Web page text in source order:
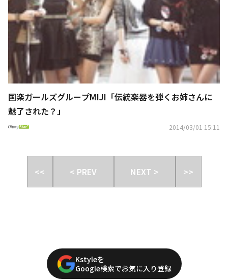
国楽ガールズグループMIJI「伝統楽器を弾くお姉さんに
魅了された？」
2014/03/01 15:11
<< < PREV NEXT > >>
Kstyleを
Google検索でお気に入り登録